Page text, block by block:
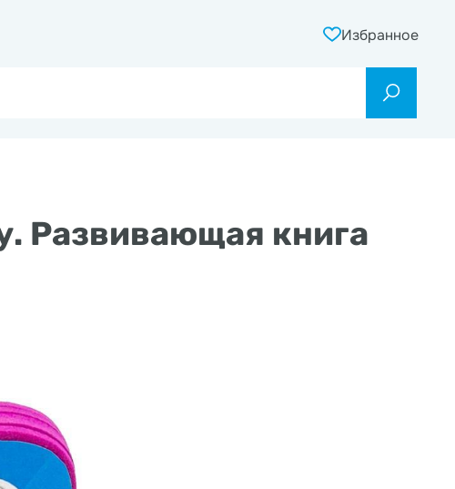
Избранное
Развивающая книга